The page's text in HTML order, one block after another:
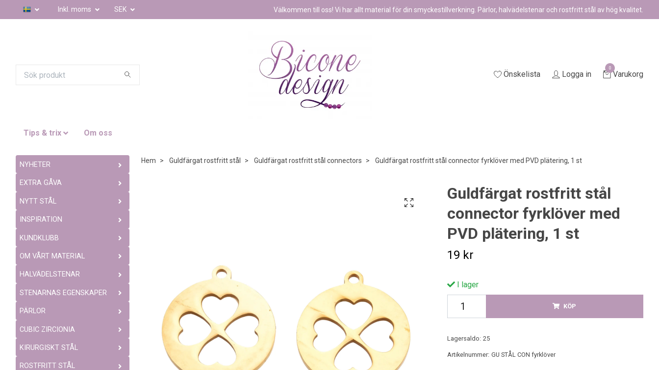
Inkl. moms SEK Välkommen till oss! Vi har allt material för din smyckestillverkning. Pärlor, halvädelstenar och rostfritt stål av hög kvalitet.
Önskelista Logga in
0
Varukorg
Tips & trix Om oss
NYHETER
EXTRA GÅVA
NYTT STÅL
INSPIRATION
KUNDKLUBB
OM VÅRT MATERIAL
HALVÄDELSTENAR
STENARNAS EGENSKAPER
PÄRLOR
CUBIC ZIRCIONIA
KIRURGISKT STÅL
ROSTFRITT STÅL
Hem Guldfärgat rostfritt stål Guldfärgat rostfritt stål connectors Guldfärgat rostfritt stål connector fyrklöver med PVD plätering, 1 st
Guldfärgat rostfritt stål
connector fyrklöver med
PVD plätering, 1 st
19 kr
I lager
KÖP
Lagersaldo: 25
Artikelnummer: GU STÅL CON fyrklöver